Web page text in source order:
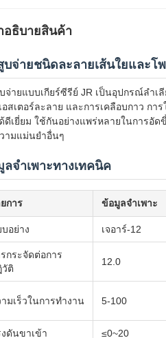
อธิบายสินค้า
บจ่ายชนิดละลายเส้นใยและโ
จ่ายแบบเกียร์ซีรีย์ JR เป็นอุปกรณ์ลำเ
อสเตอร์ละลาย และการเคลือบกาว ก
ดีเยี่ยม ใช้กันอย่างแพร่หลายในการอั
ามแม่นยำอื่นๆ
ลจำเพาะทางเทคนิค
การ ข้อมูลจำเพาะ
อย่าง เจอาร์-12
กระจัดต่อการ
ติ
12.0
มเร็วในการทำงาน 5-100
ดันขาเข้า ≤0~20